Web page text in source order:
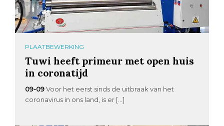
PLAATBEWERKING
Tuwi heeft primeur met open huis
in coronatijd
09-09 Voor het eerst sinds de uitbraak van het
coronavirus in ons land, is er […]